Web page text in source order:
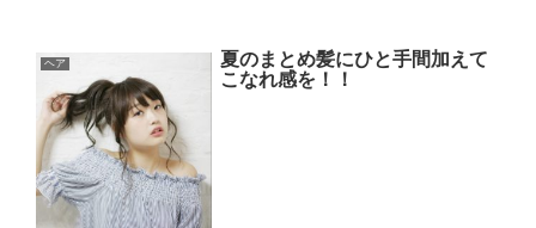
ヘア
夏のまとめ髪にひと手間加えて
こなれ感を！！